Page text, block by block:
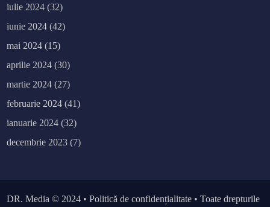
iulie 2024 (32)
iunie 2024 (42)
mai 2024 (15)
aprilie 2024 (30)
martie 2024 (27)
februarie 2024 (41)
ianuarie 2024 (32)
decembrie 2023 (7)
DR. Media © 2024 •Politică de confidențialitate • Toate drepturile